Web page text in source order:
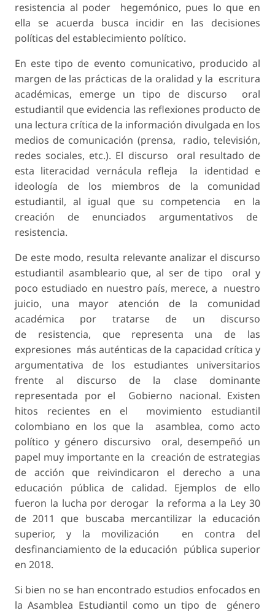
resistencia al poder hegemónico, pues lo que en
ella se acuerda busca incidir en las decisiones
políticas del establecimiento político.
En este tipo de evento comunicativo, producido al
margen de las prácticas de la oralidad y la escritura
académicas, emerge un tipo de discurso oral
estudiantil que evidencia las reflexiones producto de
una lectura crítica de la información divulgada en los
medios de comunicación (prensa, radio, televisión,
redes sociales, etc.). El discurso oral resultado de
esta literacidad vernácula refleja la identidad e
ideología de los miembros de la comunidad
estudiantil, al igual que su competencia en la
creación de enunciados argumentativos de
resistencia.
De este modo, resulta relevante analizar el discurso
estudiantil asambleario que, al ser de tipo oral y
poco estudiado en nuestro país, merece, a nuestro
juicio, una mayor atención de la comunidad
académica por tratarse de un discurso
de resistencia, que representa una de las
expresiones más auténticas de la capacidad crítica y
argumentativa de los estudiantes universitarios
frente al discurso de la clase dominante
representada por el Gobierno nacional. Existen
hitos recientes en el movimiento estudiantil
colombiano en los que la asamblea, como acto
político y género discursivo oral, desempeñó un
papel muy importante en la creación de estrategias
de acción que reivindicaron el derecho a una
educación pública de calidad. Ejemplos de ello
fueron la lucha por derogar la reforma a la Ley 30
de 2011 que buscaba mercantilizar la educación
superior, y la movilización en contra del
desfinanciamiento de la educación pública superior
en 2018.
Si bien no se han encontrado estudios enfocados en
la Asamblea Estudiantil como un tipo de género